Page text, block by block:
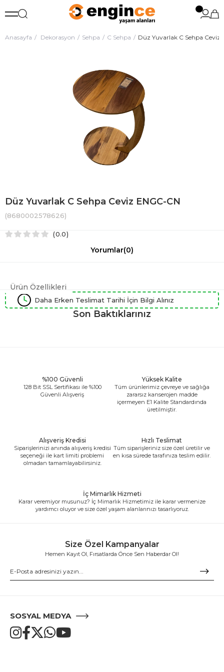
Anasayfa Dekorasyon Sehpa C Sehpa Düz Yuvarlak C Sehpa Ceviz
Düz Yuvarlak C Sehpa Ceviz ENGC-CN
(8680002578626)
0.0
Yorumlar(0)
Ürün Özellikleri
Daha Erken Teslimat Tarihi İçin Bilgi Alınız
Son Baktıklarınız
%100 Güvenli
128 Bit SSL Sertifikası ile %100
Güvenli Alışveriş
Yüksek Kalite
Tüm ürünlerimiz çevreye ve sağlığa
zararsız kanserojen madde
içermeyen E1 Kalite Standardında
üretilmiştir.
Alışveriş Kredisi
Siparişlerinizi anında alışveriş kredisi
seçeneği ile kart limiti problemi
olmadan tamamlayabilirsiniz.
Hızlı Teslimat
Tüm siparişleriniz size özel üretilir ve
en kısa sürede tarafınıza teslim edilir.
İç Mimarlık Hizmeti
Karar veremiyor musunuz? İç Mimarlık Hizmetimiz ile karar vermenize
yardımcı oluyor ve size özel yaşam alanlarınızı tasarlıyoruz.
Size Özel Kampanyalar
Hemen Kayıt Ol, Fırsatlarda Önce Sen Haberdar Ol!
SOSYAL MEDYA